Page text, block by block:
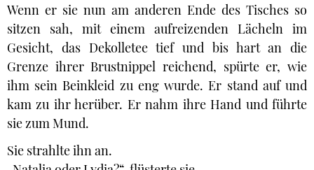
Wenn er sie nun am anderen Ende des Tisches so
sitzen sah, mit einem aufreizenden Lächeln im
Gesicht, das Dekolletee tief und bis hart an die
Grenze ihrer Brustnippel reichend, spürte er, wie
ihm sein Beinkleid zu eng wurde. Er stand auf und
kam zu ihr herüber. Er nahm ihre Hand und führte
sie zum Mund.
Sie strahlte ihn an.